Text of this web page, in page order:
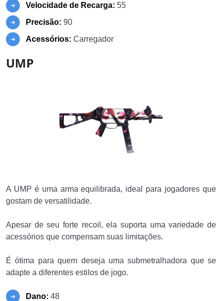
Velocidade de Recarga: 55
Precisão: 90
Acessórios: Carregador
UMP
A UMP é uma arma equilibrada, ideal para jogadores que
gostam de versatilidade.
Apesar de seu forte recoil, ela suporta uma variedade de
acessórios que compensam suas limitações.
É ótima para quem deseja uma submetralhadora que se
adapte a diferentes estilos de jogo.
Dano: 48